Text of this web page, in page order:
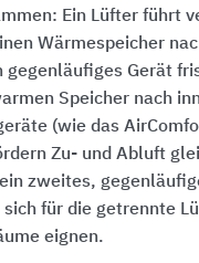
Ein Lüfter führt
Wärmespeicher
gegenläufiges Gerät
Speicher nach
(wie das
Zu- und Abluft
zweites,
für die getrennte
eignen.